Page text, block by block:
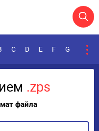
C D E F G
.zps
файла